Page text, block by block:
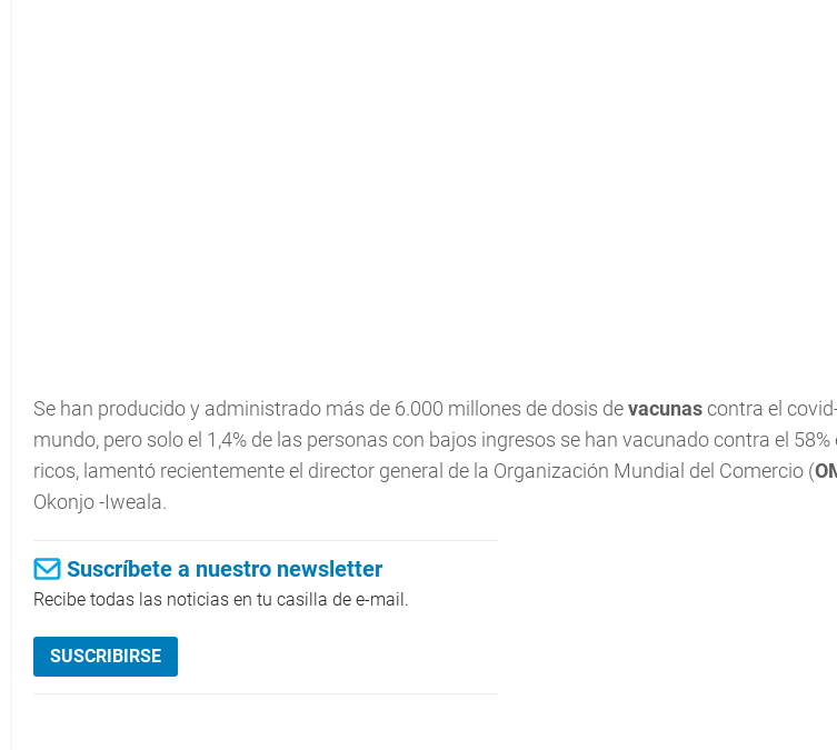
Se han producido y administrado más de 6.000 millones de dosis devacunascontra el
mundo, pero solo el 1,4% de las personas con bajos ingresos se han vacunado contra el 58%
ricos, lamentó recientemente el director general de la Organización Mundial del Comercio (
Okonjo -Iweala.
Suscríbete a nuestro newsletter
Recibe todas las noticias en tu casilla de e-mail.
SUSCRIBIRSE